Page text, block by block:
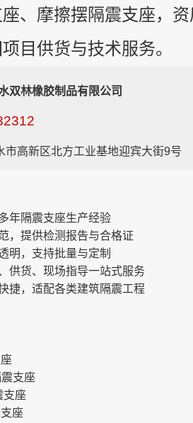
、摩擦摆隔震支座，
目供货与技术服务。
双林橡胶制品有限公司
市高新区北方工业基地迎宾大街9号
年隔震支座生产经验
，提供检测报告与合格证
明，支持批量与定制
供货、现场指导一站式服务
捷，适配各类建筑隔震工程
支座
支座
座